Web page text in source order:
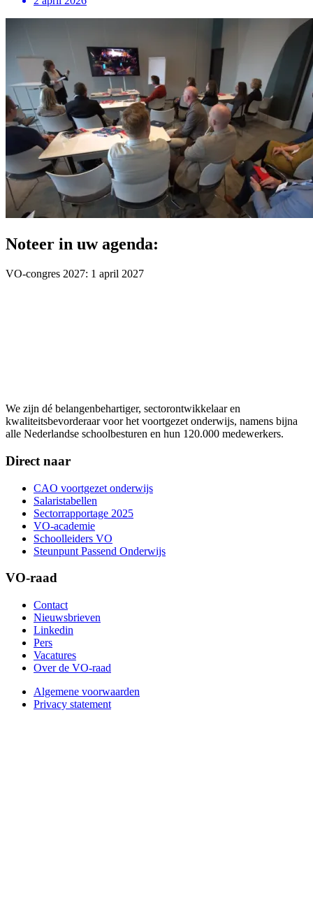
Noteer in uw agenda:
VO-congres 2027: 1 april 2027
We zijn dé belangenbehartiger, sectorontwikkelaar en
kwaliteitsbevorderaar voor het voortgezet onderwijs, namens bijna
alle Nederlandse schoolbesturen en hun 120.000 medewerkers.
Direct naar
CAO voortgezet onderwijs
Salaristabellen
Sectorrapportage 2025
VO-academie
Schoolleiders VO
Steunpunt Passend Onderwijs
VO-raad
Contact
Nieuwsbrieven
Linkedin
Pers
Vacatures
Over de VO-raad
Algemene voorwaarden
Privacy statement